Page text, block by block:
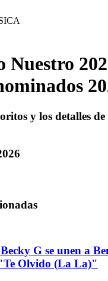
Nuestro
y los detalles
G se unen a
Olvido (La La)"